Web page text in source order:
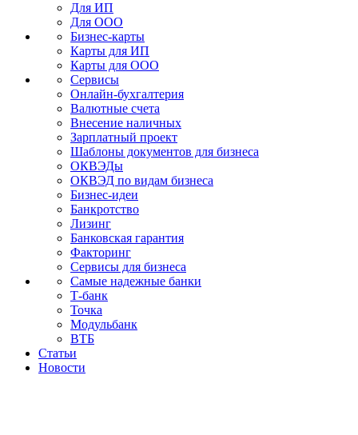
Для ИП
Для ООО
Бизнес-карты
Карты для ИП
Карты для ООО
Сервисы
Онлайн-бухгалтерия
Валютные счета
Внесение наличных
Зарплатный проект
Шаблоны документов для бизнеса
ОКВЭДы
ОКВЭД по видам бизнеса
Бизнес-идеи
Банкротство
Лизинг
Банковская гарантия
Факторинг
Сервисы для бизнеса
Самые надежные банки
Т-банк
Точка
Модульбанк
ВТБ
Статьи
Новости